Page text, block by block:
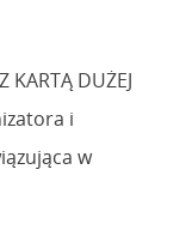
DUŻEJ
i
w